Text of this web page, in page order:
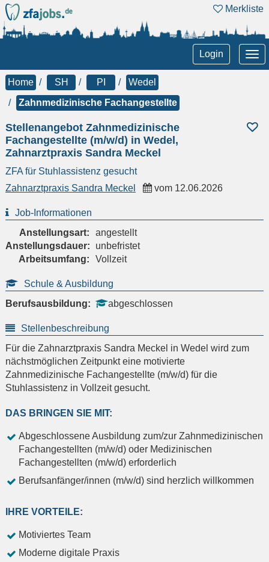
Merkliste
Login
Home SH PI
Wedel
Zahnmedizinische Fachangestellte
Stellenangebot Zahnmedizinische
Fachangestellte (m/w/d) in Wedel,
Zahnarztpraxis Sandra Meckel
ZFA für Stuhlassistenz gesucht
Zahnarztpraxis Sandra Meckel
vom 12.06.2026
Job-Informationen
Anstellungsart:
angestellt
Anstellungsdauer:
unbefristet
Arbeitsumfang:
Vollzeit
Schule & Ausbildung
Berufsausbildung:
abgeschlossen
Stellenbeschreibung
Für die Zahnarztpraxis Sandra Meckel in Wedel wird zum
nächstmöglichen Zeitpunkt eine motivierte
Zahnmedizinische Fachangestellte (m/w/d) für die
Stuhlassistenz in Vollzeit gesucht.
DAS BRINGEN SIE MIT:
Abgeschlossene Ausbildung zum/zur Zahnmedizinischen
Fachangestellten (m/w/d) oder Medizinischen
Fachangestellten (m/w/d) erforderlich
Berufsanfänger/innen (m/w/d) sind herzlich willkommen
IHRE VORTEILE:
Motiviertes Team
Moderne digitale Praxis